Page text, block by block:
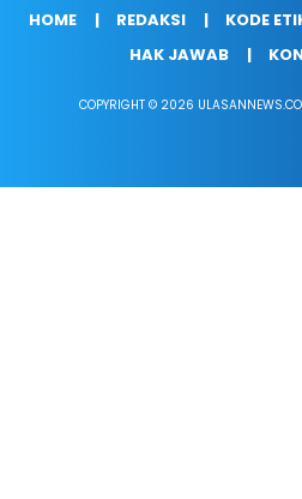
HOME REDAKSI KODE
HAK JAWAB
COPYRIGHT © 2026